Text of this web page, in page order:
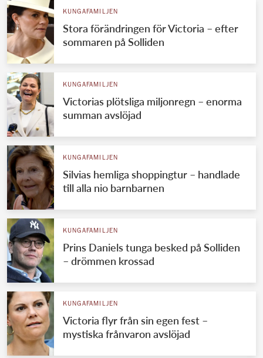
KUNGAFAMILJEN
Stora förändringen för Victoria – efter
sommaren på Solliden
KUNGAFAMILJEN
Victorias plötsliga miljonregn – enorma
summan avslöjad
KUNGAFAMILJEN
Silvias hemliga shoppingtur – handlade
till alla nio barnbarnen
KUNGAFAMILJEN
Prins Daniels tunga besked på Solliden
– drömmen krossad
KUNGAFAMILJEN
Victoria flyr från sin egen fest –
mystiska frånvaron avslöjad